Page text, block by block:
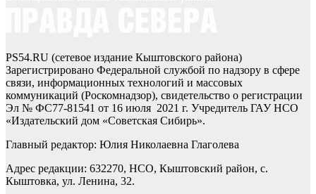
PS54.RU (сетевое издание Кыштовского района)
Зарегистрировано Федеральной службой по надзору в сфере
связи, информационных технологий и массовых
коммуникаций (Роскомнадзор), свидетельство о регистрации
Эл № ФС77-81541 от 16 июля 2021 г. Учредитель ГАУ НСО
«Издательский дом «Советская Сибирь».
Главный редактор: Юлия Николаевна Глаголева
Адрес редакции: 632270, НСО, Кыштовский район, с.
Кыштовка, ул. Ленина, 32.